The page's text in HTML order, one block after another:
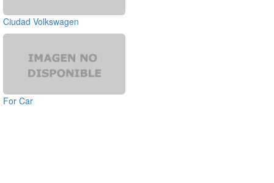
Ciudad Volkswagen
For Car